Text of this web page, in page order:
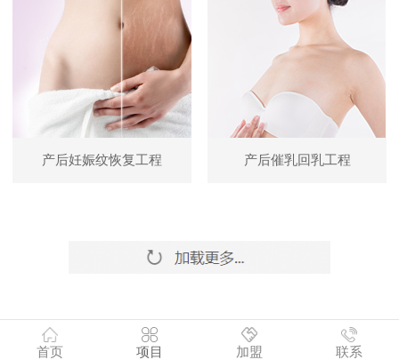
产后妊娠纹恢复工程 产后催乳回乳工程
首页 项目 加盟 联系